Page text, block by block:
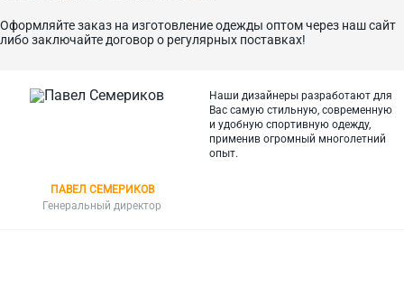
Оформляйте заказ на изготовление одежды оптом через наш сайт
либо заключайте договор о регулярных поставках!
ПАВЕЛ СЕМЕРИКОВ
Генеральный директор
Наши дизайнеры разработают для
Вас самую стильную, современную
и удобную спортивную одежду,
применив огромный многолетний
опыт.